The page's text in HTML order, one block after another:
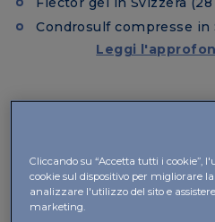
Condrosulf compresse in
Leggi
Cliccando su “Accetta tutti i cookie”,
cookie sul dispositivo per migliorare
analizzare l'utilizzo del sito e
marketing.